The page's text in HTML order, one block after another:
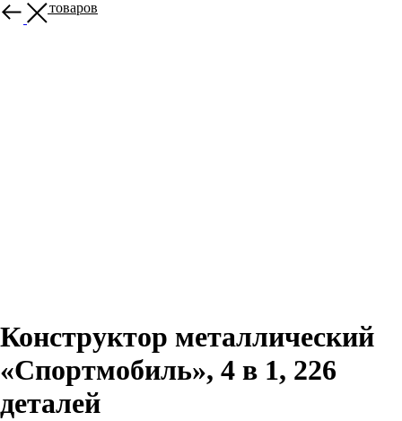
Больше товаров
Конструктор металлический
«Спортмобиль», 4 в 1, 226
деталей